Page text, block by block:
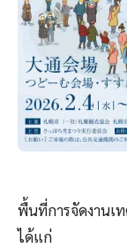
พื้นที่การจัดงานเ
ได้แก่